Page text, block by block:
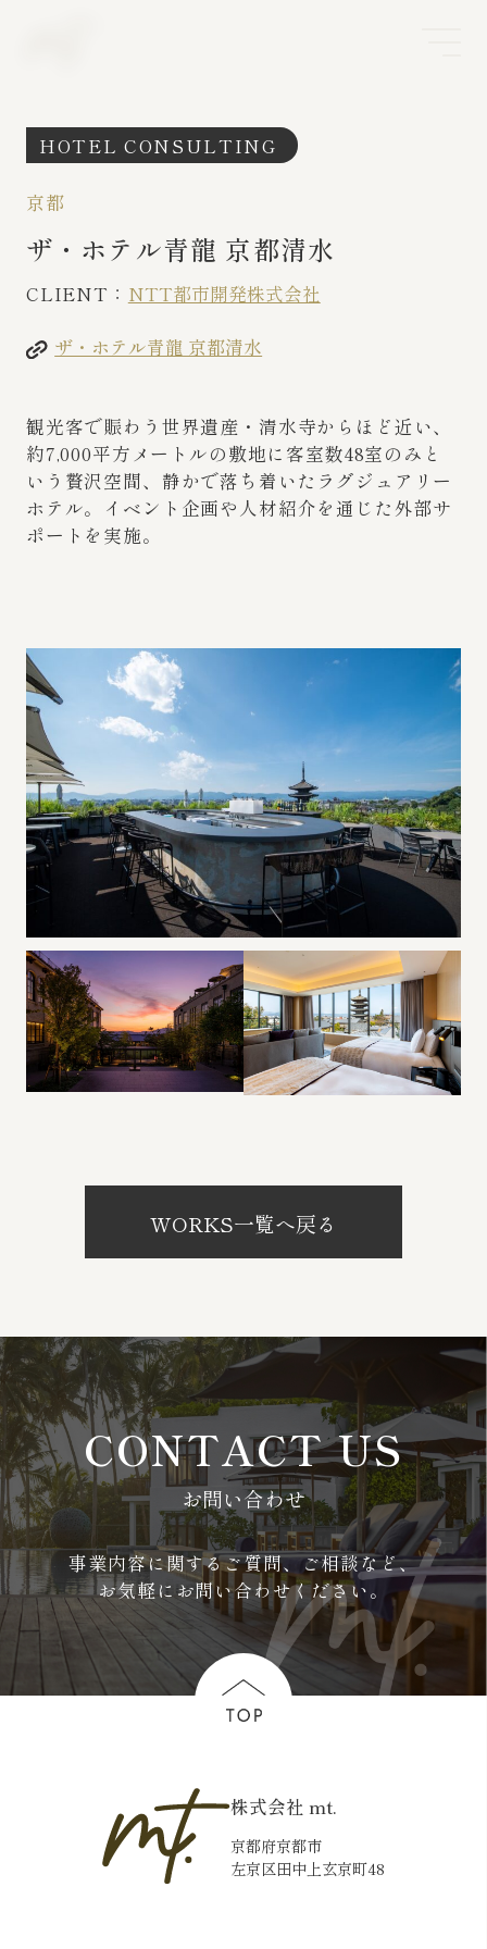
HOTEL CONSULTING
京都
ザ・ホテル青龍 京都清水
CLIENT： NTT都市開発株式会社
ザ・ホテル青龍 京都清水
観光客で賑わう世界遺産・清水寺からほど近い、
約7,000平方メートルの敷地に客室数48室のみと
いう贅沢空間、静かで落ち着いたラグジュアリー
ホテル。イベント企画や人材紹介を通じた外部サ
ポートを実施。
WORKS一覧へ戻る
CONTACT US
お問い合わせ
事業内容に関するご質問、ご相談など、
お気軽にお問い合わせください。
株式会社 mt.
京都府京都市
左京区田中上玄京町48